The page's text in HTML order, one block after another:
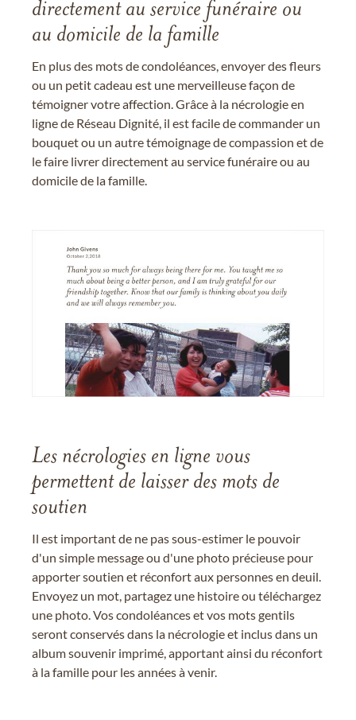
directement au service funéraire ou
au domicile de la famille
En plus des mots de condoléances, envoyer des fleurs
ou un petit cadeau est une merveilleuse façon de
témoigner votre affection. Grâce à la nécrologie en
ligne de Réseau Dignité, il est facile de commander un
bouquet ou un autre témoignage de compassion et de
le faire livrer directement au service funéraire ou au
domicile de la famille.
Les nécrologies en ligne vous
permettent de laisser des mots de
soutien
Il est important de ne pas sous-estimer le pouvoir
d'un simple message ou d'une photo précieuse pour
apporter soutien et réconfort aux personnes en deuil.
Envoyez un mot, partagez une histoire ou téléchargez
une photo. Vos condoléances et vos mots gentils
seront conservés dans la nécrologie et inclus dans un
album souvenir imprimé, apportant ainsi du réconfort
à la famille pour les années à venir.